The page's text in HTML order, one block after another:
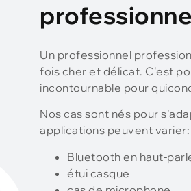
Un professionnel
fois cher et délicat. C'est
incontournable pour
Nos cas sont nés pour
applications peuvent varier:
Bluetooth en haut-
étui casque